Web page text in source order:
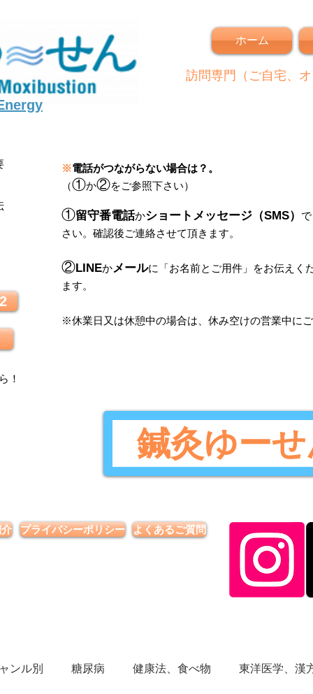
ホーム
訪問専門（ご自宅、
！
※電話がつながらない場合は？。
（①か②をご参照下さい）
①留守番電話かショートメッセージ（SMS） で
さい。 確認後ご連絡させて頂きます。
②LINEかメールに 「お名前とご用件 」 をお伝えく
ます。
​※休業日又は休憩中の場合は、休み空けの営業中にご
鍼灸ゆー
プライバシーポリシー よくあるご質問
ンル別 糖尿病 健康法、食べ物 東洋医学、漢